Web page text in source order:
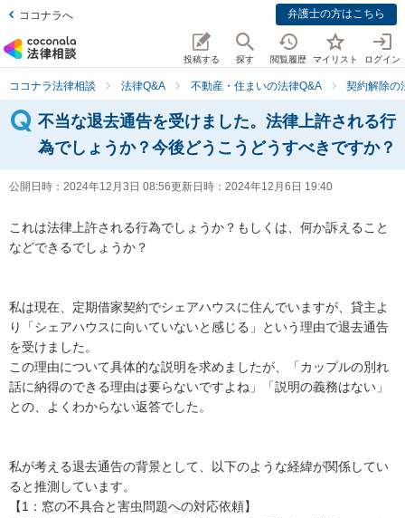
ココナラへ 弁護士の方はこちら
投稿する 探す 閲覧履歴 マイリスト ログイン
ココナラ法律相談 法律Q&A 不動産・住まいの法律Q&A 契約解除の
不当な退去通告を受けました。法律上許される行
為でしょうか？今後どうこうどうすべきですか？
公開日時： 2024年12月3日 08:56更新日時： 2024年12月6日 19:40
これは法律上許される行為でしょうか？もしくは、何か訴えること
などできるでしょうか？
私は現在、定期借家契約でシェアハウスに住んでいますが、貸主よ
り「シェアハウスに向いていないと感じる」という理由で退去通告
を受けました。
この理由について具体的な説明を求めましたが、「カップルの別れ
話に納得のできる理由は要らないですよね」「説明の義務はない」
との、よくわからない返答でした。
私が考える退去通告の背景として、以下のような経緯が関係してい
ると推測しています。
【1：窓の不具合と害虫問題への対応依頼】